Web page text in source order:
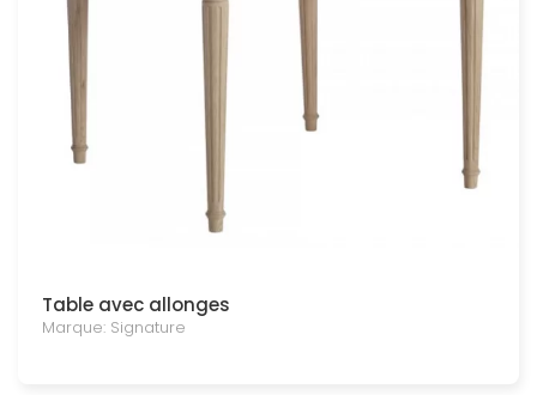
Table avec allonges
Marque: Signature